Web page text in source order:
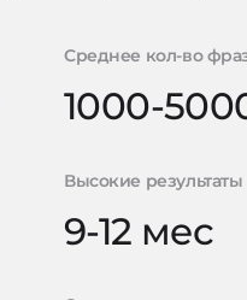
Среднее кол-во
1000-
Высокие результаты
9-12 мес